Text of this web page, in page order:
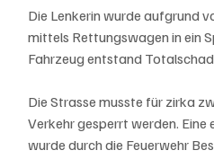
Die Lenkerin wurde aufgrund
mittels Rettungswagen in ein
Fahrzeug entstand
Die Strasse musste für zirka
Verkehr gesperrt werden.
wurde durch die Feuerwehr